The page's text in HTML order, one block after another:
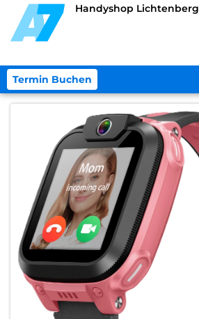
Handyshop Lichtenberg
Termin Buchen